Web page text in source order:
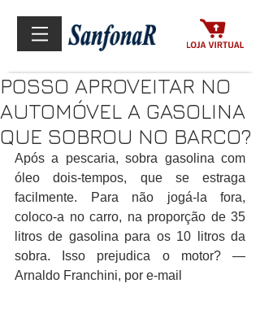
POSSO APROVEITAR NO
AUTOMÓVEL A GASOLINA
QUE SOBROU NO BARCO?
Após a pescaria, sobra gasolina com
óleo dois-tempos, que se estraga
facilmente. Para não jogá-la fora,
coloco-a no carro, na proporção de 35
litros de gasolina para os 10 litros da
sobra. Isso prejudica o motor? —
Arnaldo Franchini, por e-mail